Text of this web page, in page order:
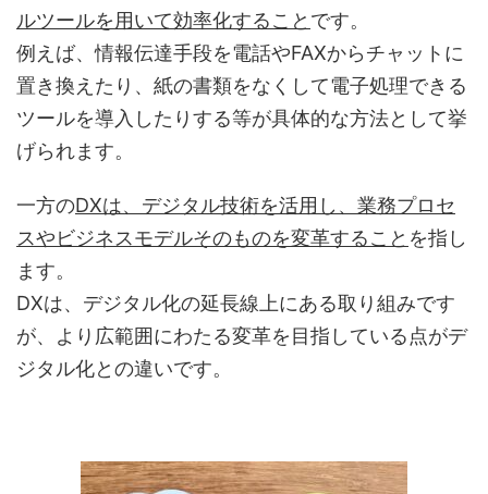
ルツールを用いて効率化すること です。
例えば、情報伝達手段を電話やFAXからチャットに
置き換えたり、紙の書類をなくして電子処理できる
ツールを導入したりする等が具体的な方法として挙
げられます。
一方のDXは、デジタル技術を活用し、業務プロセ
スやビジネスモデルそのものを変革すること を指し
ます。
DXは、デジタル化の延長線上にある取り組みです
が、より広範囲にわたる変革を目指している点がデ
ジタル化との違いです。